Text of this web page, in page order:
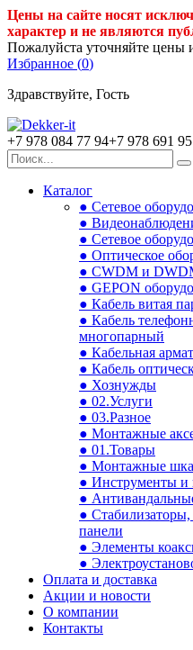
Цены на сайте носят
характер и не являются
Пожалуйста уточняйте цены
Избранное (0)
Здравствуйте, Гость
+7 978 084 77 94+7 978 691
Каталог
● Сетевое
●
● Сетевое
● Оптическое
● CWDM и
● GEPON
● Кабель витая
● Кабель
многопарный
● Кабельная
● Кабель
● Хознужды
● 02.Услуги
● 03.Разное
● Монтажные
● 01.Товары
● Монтажные
● Инструменты и
●
●
панели
● Элементы
●
Оплата и доставка
Акции и новости
О компании
Контакты